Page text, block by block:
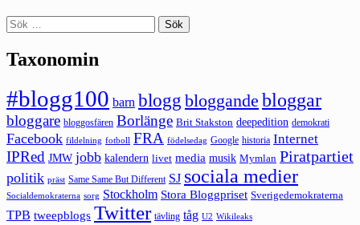
Sök
efter:
Taxonomin
#blogg100 barn blogg bloggande bloggar
bloggare bloggosfären Borlänge Brit Stakston deepedition demokrati
Facebook fildelning fotboll FRA födelsedag Google historia Internet
IPRed JMW jobb kalendern livet media musik Mymlan Piratpartiet
politik präst Same Same But Different SJ sociala medier
Socialdemokraterna sorg Stockholm Stora Bloggpriset Sverigedemokraterna
TPB tweepblogs Twitter tävling tåg U2 Wikileaks